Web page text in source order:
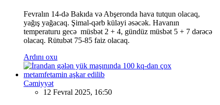
Fevralın 14-də Bakıda və Abşeronda hava tutqun olacaq,
yağış yağacaq. Şimal-qərb küləyi əsəcək. Havanın
temperaturu gecə müsbət 2 + 4, gündüz müsbət 5 + 7 dərəcə
olacaq. Rütubət 75-85 faiz olacaq.
Ardını oxu
Cəmiyyət
12 Fevral 2025, 16:50